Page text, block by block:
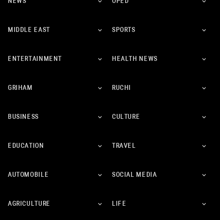
MIDDLE EAST SPORTS
ENTERTAINMENT HEALTH NEWS
GRIHAM RUCHI
BUSINESS CULTURE
EDUCATION TRAVEL
AUTOMOBILE SOCIAL MEDIA
AGRICULTURE LIFE